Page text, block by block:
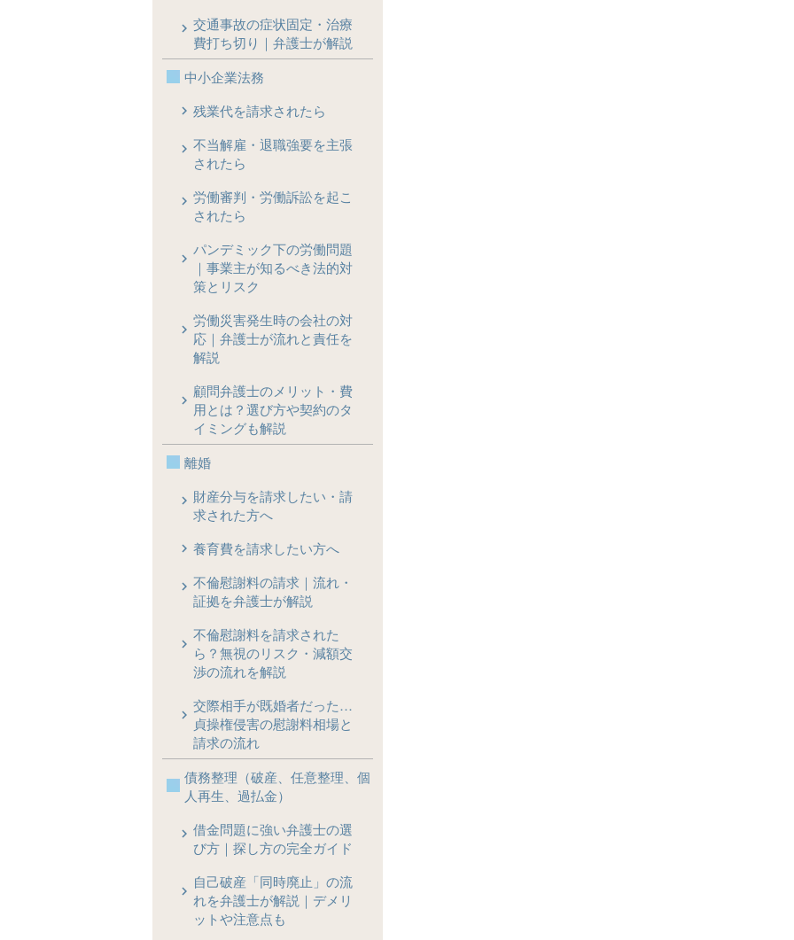
交通事故の症状固定・治療
費打ち切り｜弁護士が解説
中小企業法務
残業代を請求されたら
不当解雇・退職強要を主張
されたら
労働審判・労働訴訟を起こ
されたら
パンデミック下の労働問題
｜事業主が知るべき法的対
策とリスク
労働災害発生時の会社の対
応｜弁護士が流れと責任を
解説
顧問弁護士のメリット・費
用とは？選び方や契約のタ
イミングも解説
離婚
財産分与を請求したい・請
求された方へ
養育費を請求したい方へ
不倫慰謝料の請求｜流れ・
証拠を弁護士が解説
不倫慰謝料を請求された
ら？無視のリスク・減額交
渉の流れを解説
交際相手が既婚者だった…
貞操権侵害の慰謝料相場と
請求の流れ
債務整理（破産、任意整理、個
人再生、過払金）
借金問題に強い弁護士の選
び方｜探し方の完全ガイド
自己破産「同時廃止」の流
れを弁護士が解説｜デメリ
ットや注意点も